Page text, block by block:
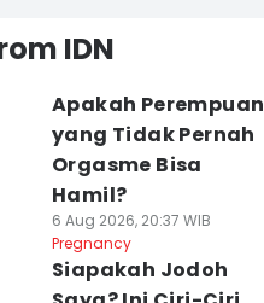
IDN
Apakah Perempuan
yang Tidak Pernah
Orgasme Bisa
Hamil?
6 Aug 2026, 20:37 WIB
Pregnancy
Siapakah Jodoh